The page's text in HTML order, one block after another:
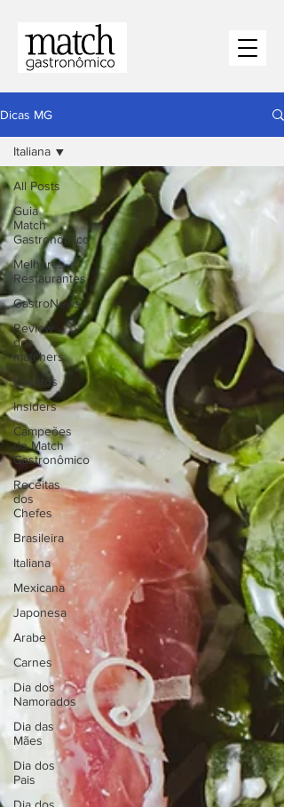
Dicas MG
All Posts
⁠Guia
Match
Gastronômico
Melhores
Restaurantes
⁠GastroNews
Review
dos
matchers
Eventos
⁠Insiders
Campeões
do Match
Gastronômico
Receitas
dos
Chefes
Brasileira
Italiana
Mexicana
Japonesa
Arabe
Carnes
Dia dos
Namorados
Dia das
Mães
Dia dos
Pais
Italiana